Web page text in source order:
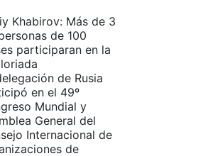
Khabirov: Más de 3
de 100
participaran en la
de Rusia
en el 49º
Mundial y
General del
Internacional de
de